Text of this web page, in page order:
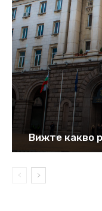
Вижте какво